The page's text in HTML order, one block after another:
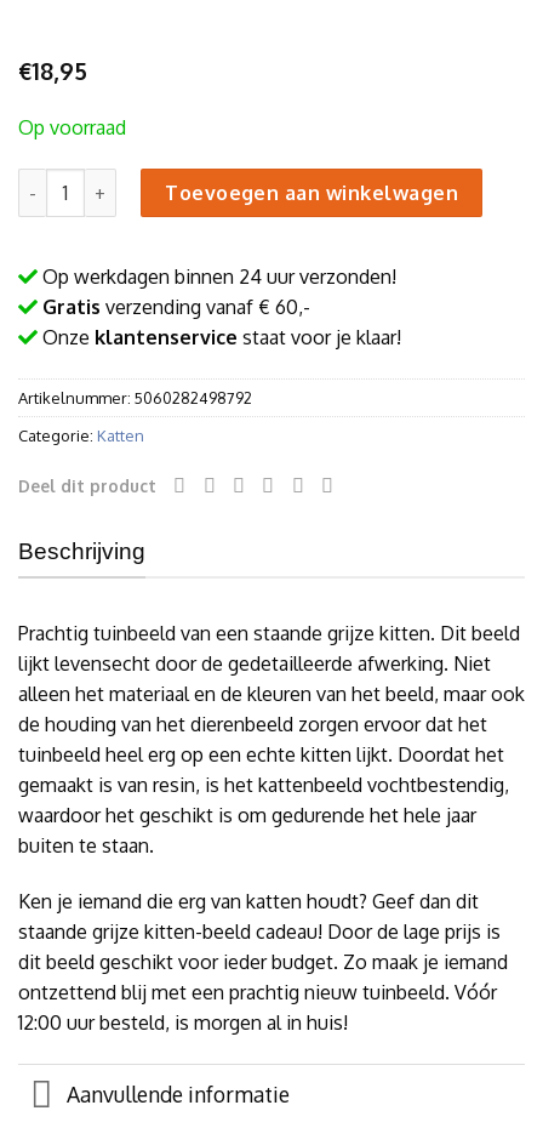
€18,95
Op voorraad
Staande grijze kitten tuinbeeld aantal
Toevoegen aan winkelwagen
Op werkdagen binnen 24 uur verzonden!
Gratis verzending vanaf € 60,-
Onze klantenservice staat voor je klaar!
Artikelnummer: 5060282498792
Categorie: Katten
Deel dit product
Beschrijving
Prachtig tuinbeeld van een staande grijze kitten. Dit beeld
lijkt levensecht door de gedetailleerde afwerking. Niet
alleen het materiaal en de kleuren van het beeld, maar ook
de houding van het dierenbeeld zorgen ervoor dat het
tuinbeeld heel erg op een echte kitten lijkt. Doordat het
gemaakt is van resin, is het kattenbeeld vochtbestendig,
waardoor het geschikt is om gedurende het hele jaar
buiten te staan.
Ken je iemand die erg van katten houdt? Geef dan dit
staande grijze kitten-beeld cadeau! Door de lage prijs is
dit beeld geschikt voor ieder budget. Zo maak je iemand
ontzettend blij met een prachtig nieuw tuinbeeld. Vóór
12:00 uur besteld, is morgen al in huis!
Aanvullende informatie